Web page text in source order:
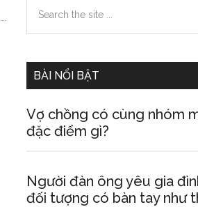
Primary
Sidebar
the
BÀI NỔI BẬT
Vợ chồng có cùng nhóm
đặc điểm gì?
Người đàn ông yêu gia
đối tượng có bàn tay như